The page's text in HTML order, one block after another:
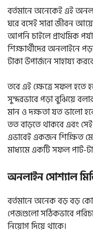
বর্তমানে অনেকেই এই
ঘরে বসেই সারা জীবন
আপনি চাইলে প্রাথমিক
শিক্ষার্থীদের অনলাইনে
টাকা উপার্জনে সাহায্য
তবে এই ক্ষেত্রে সফল
সুন্দরভাবে পড়া বুঝিয়ে
মান ও দক্ষতা যত ভালো
তত বাড়তে থাকবে এবং
এভাবেই একজন শিক্ষিত
মাধ্যমে একটি সফল পার্ট-
অনলাইন সোশ্যাল
বর্তমানে অনেক বড় বড়
পেজগুলো সঠিকভাবে
নিয়োগ দিয়ে থাকে।